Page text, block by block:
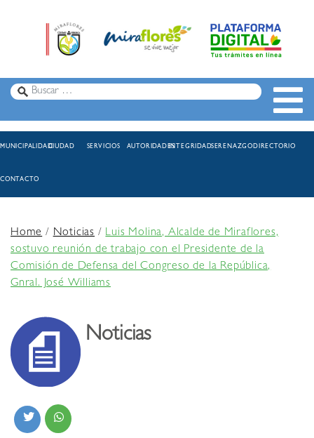
MUNICIPALIDADCIUDAD SERVICIOS AUTORIDADESINTEGRIDADSERENAZGODIRECTORIO
CONTACTO
Home/Noticias /Luis Molina, Alcalde de Miraflores,
sostuvo reunión de trabajo con el Presidente de la
Comisión de Defensa del Congreso de la República,
Gnral. José Williams
Noticias